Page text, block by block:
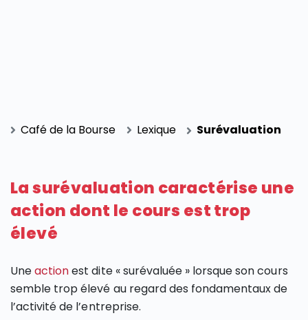
Café de la Bourse Lexique Surévaluation
La surévaluation caractérise une
action dont le cours est trop
élevé
Uneactionest dite « surévaluée » lorsque son cours
semble trop élevé au regard des fondamentaux de
l’activité de l’entreprise.